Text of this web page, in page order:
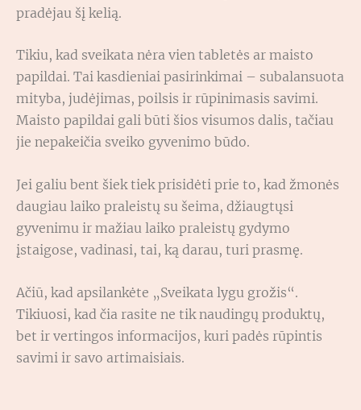
pradėjau šį kelią.
Tikiu, kad sveikata nėra vien tabletės ar maisto
papildai. Tai kasdieniai pasirinkimai – subalansuota
mityba, judėjimas, poilsis ir rūpinimasis savimi.
Maisto papildai gali būti šios visumos dalis, tačiau
jie nepakeičia sveiko gyvenimo būdo.
Jei galiu bent šiek tiek prisidėti prie to, kad žmonės
daugiau laiko praleistų su šeima, džiaugtųsi
gyvenimu ir mažiau laiko praleistų gydymo
įstaigose, vadinasi, tai, ką darau, turi prasmę.
Ačiū, kad apsilankėte „Sveikata lygu grožis“.
Tikiuosi, kad čia rasite ne tik naudingų produktų,
bet ir vertingos informacijos, kuri padės rūpintis
savimi ir savo artimaisiais.